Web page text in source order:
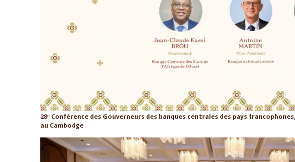
28ᵉ Conférence des Gouverneurs des banques centrales des pays
au Cambodge